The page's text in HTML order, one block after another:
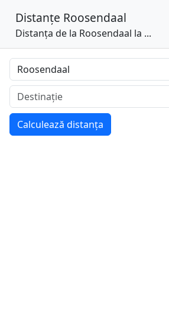
Distanțe Roosendaal
Distanța de la Roosendaal la ...
Calculează distanța